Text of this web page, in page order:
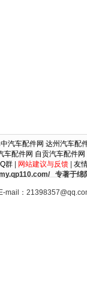
中汽车配件网 达州汽车配
车配件网 自贡汽车配件网
群| 网站建议与反馈| 友
专著于绵
mail：